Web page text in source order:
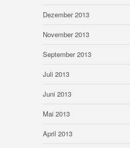
Dezember 2013
November 2013
September 2013
Juli 2013
Juni 2013
Mai 2013
April 2013